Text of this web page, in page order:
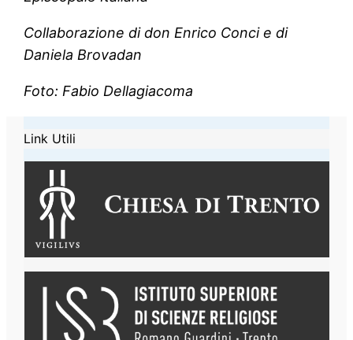
Collaborazione di don Enrico Conci e di
Daniela Brovadan
Foto: Fabio Dellagiacoma
Link Utili